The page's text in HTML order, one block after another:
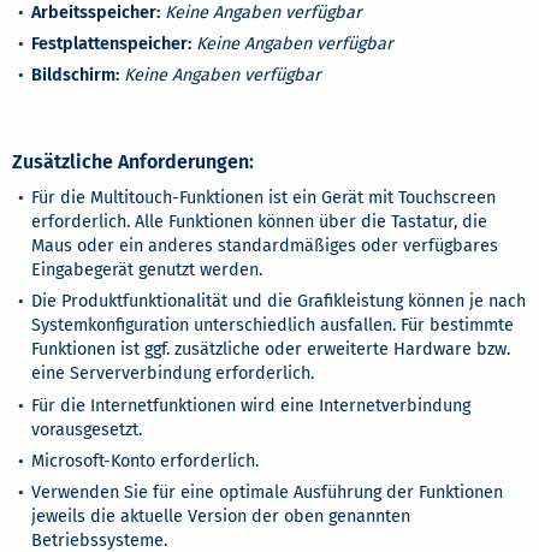
Arbeitsspeicher: Keine Angaben verfügbar
Festplattenspeicher: Keine Angaben verfügbar
Bildschirm: Keine Angaben verfügbar
Zusätzliche Anforderungen:
Für die Multitouch-Funktionen ist ein Gerät mit Touchscreen
erforderlich. Alle Funktionen können über die Tastatur, die
Maus oder ein anderes standardmäßiges oder verfügbares
Eingabegerät genutzt werden.
Die Produktfunktionalität und die Grafikleistung können je nach
Systemkonfiguration unterschiedlich ausfallen. Für bestimmte
Funktionen ist ggf. zusätzliche oder erweiterte Hardware bzw.
eine Serververbindung erforderlich.
Für die Internetfunktionen wird eine Internetverbindung
vorausgesetzt.
Microsoft-Konto erforderlich.
Verwenden Sie für eine optimale Ausführung der Funktionen
jeweils die aktuelle Version der oben genannten
Betriebssysteme.